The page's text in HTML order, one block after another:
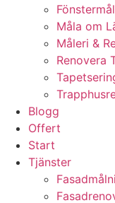
Måla om
Måleri &
Renovera
Blogg
Offert
Start
Tjänster